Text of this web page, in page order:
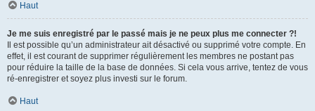
Haut
Je me suis enregistré par le passé mais je ne peux plus me connecter ?!
Il est possible qu’un administrateur ait désactivé ou supprimé votre compte. En
effet, il est courant de supprimer régulièrement les membres ne postant pas
pour réduire la taille de la base de données. Si cela vous arrive, tentez de vous
ré-enregistrer et soyez plus investi sur le forum.
Haut